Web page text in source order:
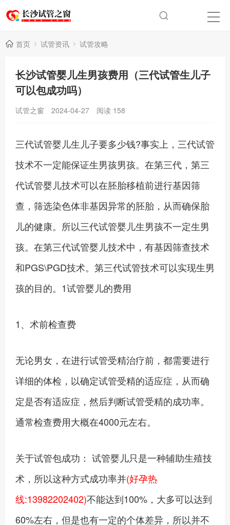
首页 试管资讯 试管攻略
长沙试管婴儿生男孩费用（三代试管生儿子
可以包成功吗）
试管之窗 2024-04-27 阅读 158
三代试管婴儿生儿子要多少钱?事实上，三代试管
技术不一定能保证生男孩男孩。在第三代，第三
代试管婴儿技术可以在胚胎移植前进行基因筛
查，筛选染色体非基因异常的胚胎，从而确保胎
儿的健康。所以三代试管婴儿生男孩不一定生男
孩。在第三代试管婴儿技术中，有基因筛查技术
和PGS\PGD技术。第三代试管技术可以实现生男
孩的目的。1试管婴儿的费用
1、术前检查费
无论男女，在进行试管受精治疗前，都需要进行
详细的体检，以确定试管受精的适应症，从而确
定是否有适应症，然后判断试管受精的成功率。
通常检查费用大概在4000元左右。
关于试管包成功： 试管婴儿只是一种辅助生殖技
术，所以这种方式成功率并(好孕热
线:13982202402)不能达到100%，大多可以达到
60%左右，但是也有一定的个体差异，所以并不